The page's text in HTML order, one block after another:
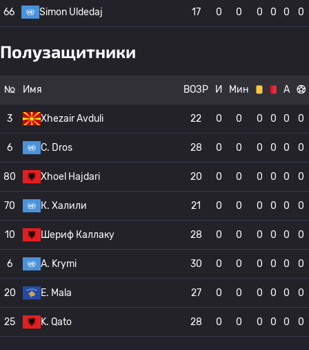
66 Simon Uldedaj 17 0 0 0 0 0 0
Полузащитники
№ Имя ВОЗР И Мин А
3 Xhezair Avduli 22 0 0 0 0 0 0
6 C. Dros 28 0 0 0 0 0 0
80 Xhoel Hajdari 20 0 0 0 0 0 0
70 К. Халили 21 0 0 0 0 0 0
10 Шериф Каллаку 28 0 0 0 0 0 0
6 A. Krymi 30 0 0 0 0 0 0
20 E. Mala 27 0 0 0 0 0 0
25 K. Qato 28 0 0 0 0 0 0